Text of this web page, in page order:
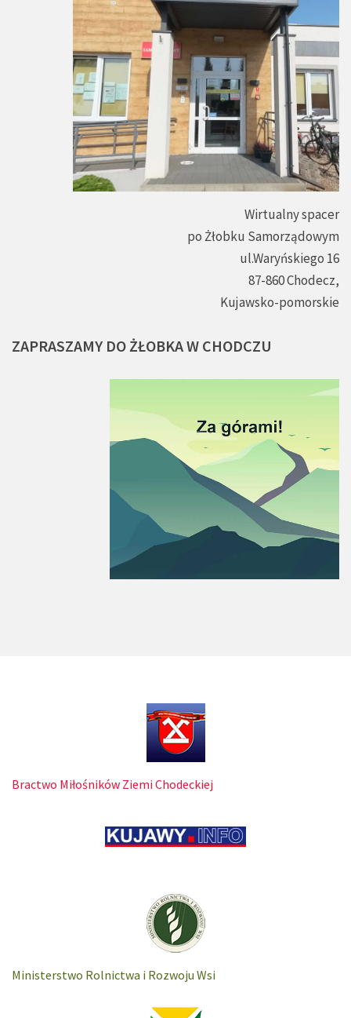
Wirtualny spacer
po Żłobku Samorządowym
ul.Waryńskiego 16
87-860 Chodecz,
Kujawsko-pomorskie
ZAPRASZAMY DOŻŁOBKAW CHODCZU
Bractwo Miłośników Ziemi Chodeckiej
Ministerstwo Rolnictwa i Rozwoju Wsi